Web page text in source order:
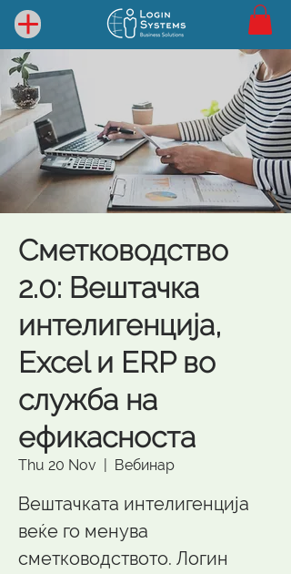
Сметководство
2.0: Вештачка
интелигенција,
Excel и ERP во
служба на
ефикасноста
Thu 20 Nov Вебинар
Вештачката интелигенција
веќе го менува
сметководството. Логин